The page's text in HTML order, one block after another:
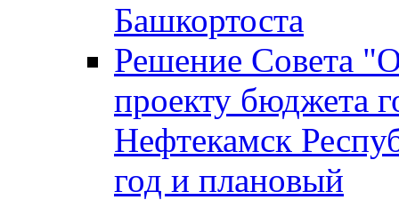
Башкортоста
Решение Совета
проекту бюджета
Нефтекамск
год и плановый